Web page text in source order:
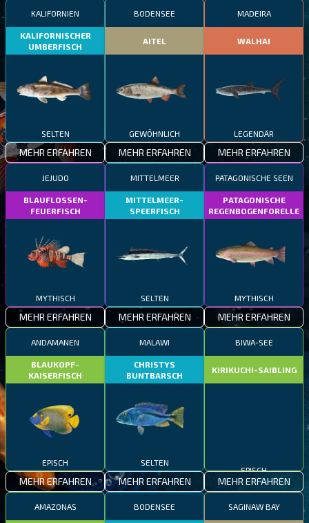
KALIFORNIEN
KALIFORNISCHER
UMBERFISCH
SELTEN
MEHR ERFAHREN
BODENSEE
AITEL
GEWÖHNLICH
MEHR ERFAHREN
MADEIRA
WALHAI
LEGENDÄR
MEHR ERFAHREN
JEJUDO
BLAUFLOSSEN-
FEUERFISCH
MYTHISCH
MEHR ERFAHREN
MITTELMEER
MITTELMEER-
SPEERFISCH
SELTEN
MEHR ERFAHREN
PATAGONISCHE SEEN
PATAGONISCHE
REGENBOGENFORELLE
MYTHISCH
MEHR ERFAHREN
ANDAMANEN
BLAUKOPF-
KAISERFISCH
EPISCH
MEHR ERFAHREN
MALAWI
CHRISTYS
BUNTBARSCH
SELTEN
MEHR ERFAHREN
BIWA-SEE
KIRIKUCHI-SAIBLING
MEHR ERFAHREN
AMAZONAS BODENSEE SAGINAW BAY